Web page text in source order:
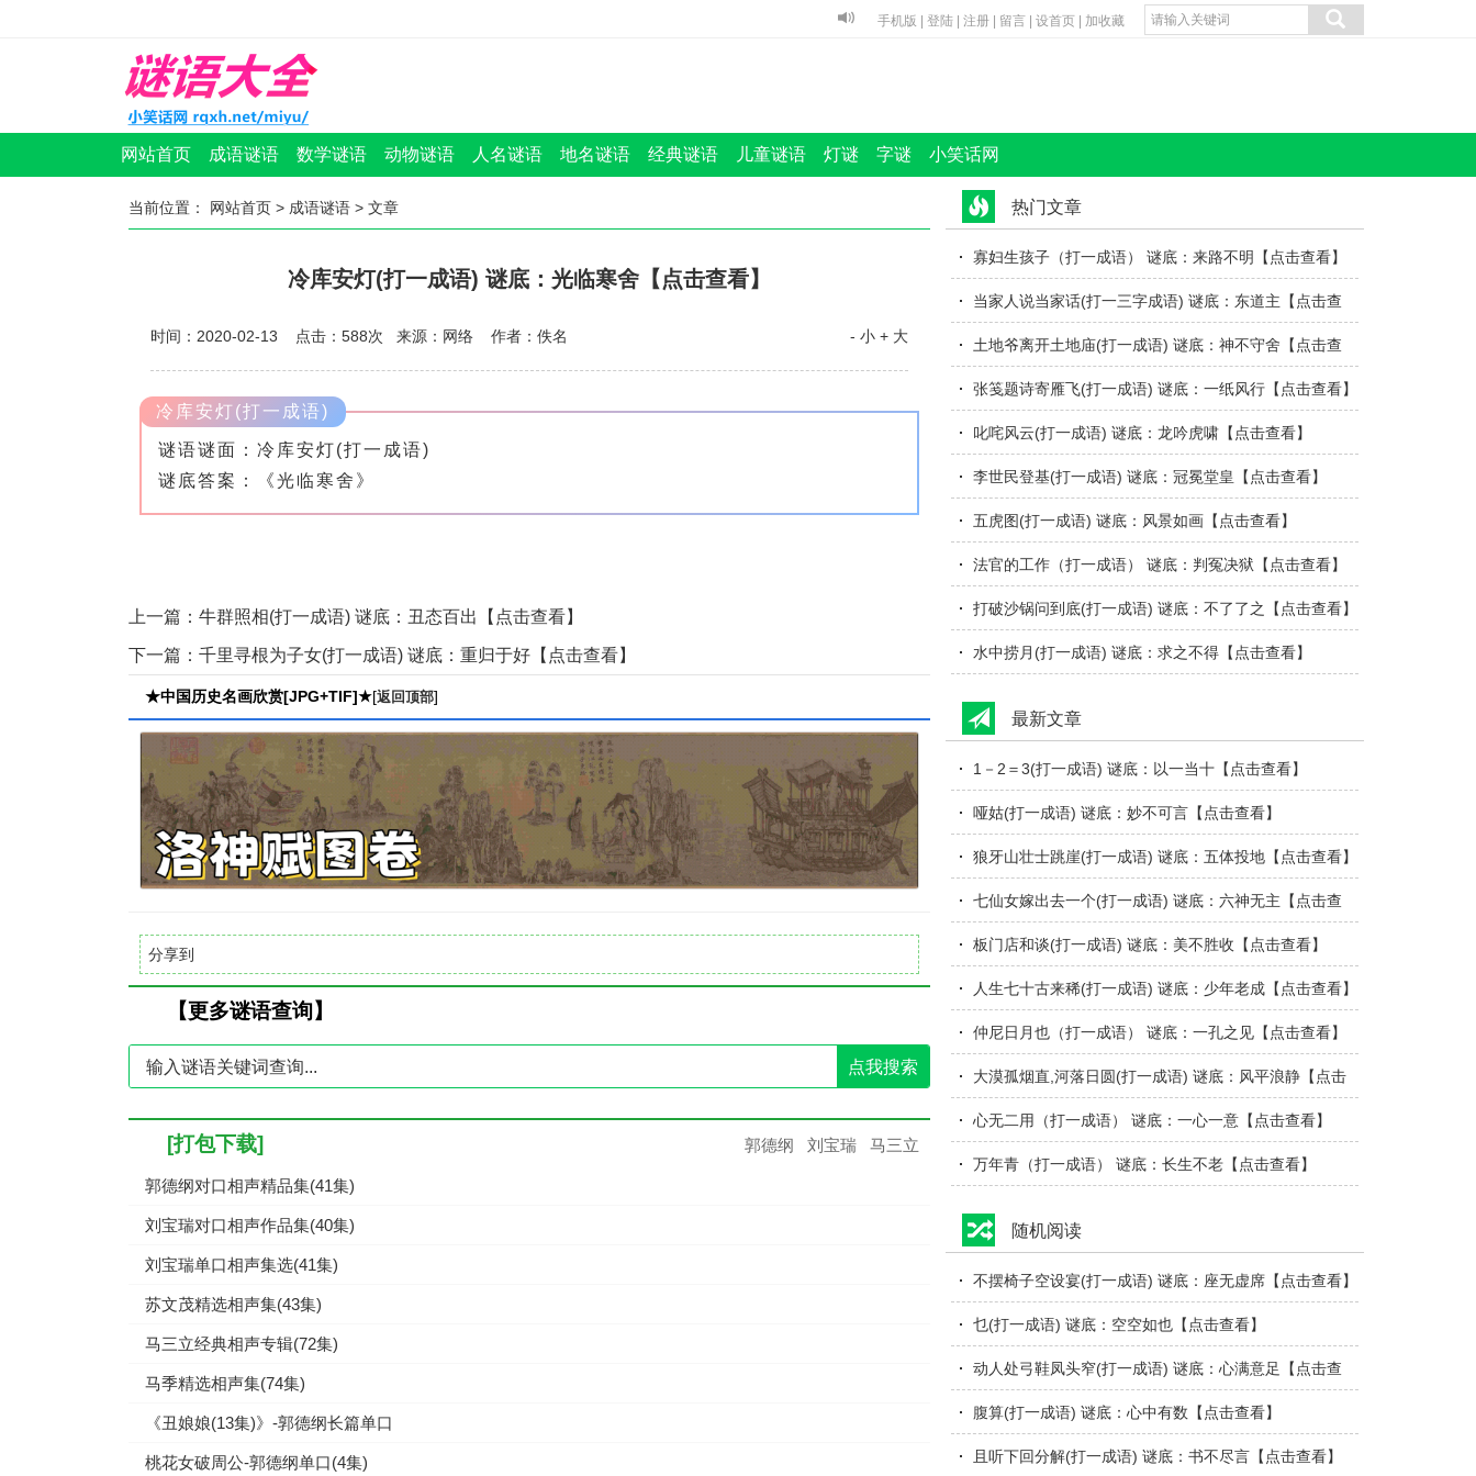
手机版 登陆 注册 留言 设首页 加收藏
网站首页 成语谜语 数学谜语 动物谜语 人名谜语 地名谜语 经典谜语 儿童谜语 灯谜 字谜 小笑话网
当前位置： 网站首页 > 成语谜语 > 文章
冷库安灯(打一成语) 谜底：光临寒舍【点击查看】
时间：2020-02-13 点击： 588次 来源：网络 作者：佚名 - 小 + 大
冷库安灯(打一成语)
谜语谜面：冷库安灯(打一成语)
谜底答案：《光临寒舍》
上一篇： 牛群照相(打一成语) 谜底：丑态百出【点击查看】
下一篇： 千里寻根为子女(打一成语) 谜底：重归于好【点击查看】
★中国历史名画欣赏[JPG+TIF]★[返回顶部]
分享到
【更多谜语查询】
点我搜索
[打包下载] 郭德纲 刘宝瑞 马三立
郭德纲对口相声精品集(41集)
刘宝瑞对口相声作品集(40集)
刘宝瑞单口相声集选(41集)
苏文茂精选相声集(43集)
马三立经典相声专辑(72集)
马季精选相声集(74集)
《丑娘娘(13集)》-郭德纲长篇单口
桃花女破周公-郭德纲单口(4集)
热门文章
寡妇生孩子（打一成语） 谜底：来路不明【点击查看】
当家人说当家话(打一三字成语) 谜底：东道主【点击查
看】
土地爷离开土地庙(打一成语) 谜底：神不守舍【点击查
看】
张笺题诗寄雁飞(打一成语) 谜底：一纸风行【点击查看】
叱咤风云(打一成语) 谜底：龙吟虎啸【点击查看】
李世民登基(打一成语) 谜底：冠冕堂皇【点击查看】
五虎图(打一成语) 谜底：风景如画【点击查看】
法官的工作（打一成语） 谜底：判冤决狱【点击查看】
打破沙锅问到底(打一成语) 谜底：不了了之【点击查看】
水中捞月(打一成语) 谜底：求之不得【点击查看】
最新文章
1－2＝3(打一成语) 谜底：以一当十【点击查看】
哑姑(打一成语) 谜底：妙不可言【点击查看】
狼牙山壮士跳崖(打一成语) 谜底：五体投地【点击查看】
七仙女嫁出去一个(打一成语) 谜底：六神无主【点击查
看】
板门店和谈(打一成语) 谜底：美不胜收【点击查看】
人生七十古来稀(打一成语) 谜底：少年老成【点击查看】
仲尼日月也（打一成语） 谜底：一孔之见【点击查看】
大漠孤烟直,河落日圆(打一成语) 谜底：风平浪静【点击
查看】
心无二用（打一成语） 谜底：一心一意【点击查看】
万年青（打一成语） 谜底：长生不老【点击查看】
随机阅读
不摆椅子空设宴(打一成语) 谜底：座无虚席【点击查看】
乜(打一成语) 谜底：空空如也【点击查看】
动人处弓鞋凤头窄(打一成语) 谜底：心满意足【点击查
看】
腹算(打一成语) 谜底：心中有数【点击查看】
且听下回分解(打一成语) 谜底：书不尽言【点击查看】